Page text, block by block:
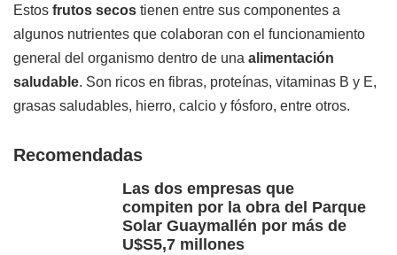
Estos frutos secos tienen entre sus componentes a
algunos nutrientes que colaboran con el funcionamiento
general del organismo dentro de una alimentación
saludable. Son ricos en fibras, proteínas, vitaminas B y E,
grasas saludables, hierro, calcio y fósforo, entre otros.
Recomendadas
Las dos empresas que
compiten por la obra del Parque
Solar Guaymallén por más de
U$S5,7 millones